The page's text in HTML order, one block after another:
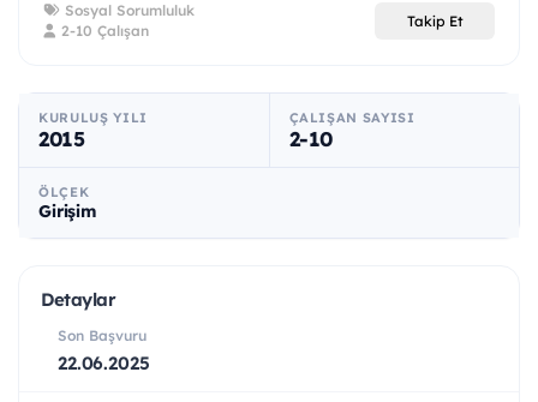
Sosyal Sorumluluk
2-10 Çalışan
Takip Et
KURULUŞ YILI
2015
ÇALIŞAN SAYISI
2-10
ÖLÇEK
Girişim
Detaylar
Son Başvuru
22.06.2025